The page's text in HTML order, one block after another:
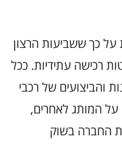
כך ששביעות הרצון
רכישה עתידיות. ככל
והביצועים של רכבי
על המותג לאחרים,
החברה בשוק